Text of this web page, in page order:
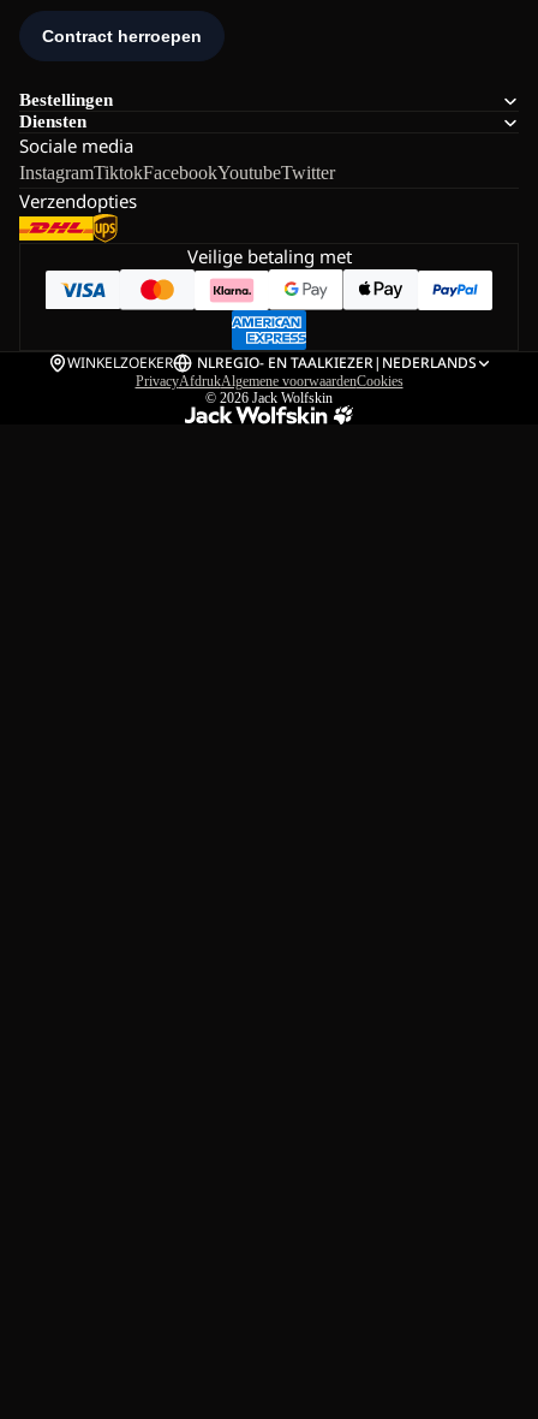
Bestellingen
Diensten
Sociale media
InstagramTiktokFacebookYoutubeTwitter
Verzendopties
Veilige betaling met
WINKELZOEKER NLREGIO- EN TAALKIEZER| NEDERLANDS
PrivacyAfdrukAlgemene voorwaardenCookies
© 2026 Jack Wolfskin